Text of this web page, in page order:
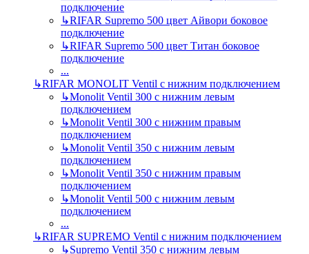
подключение
↳RIFAR Supremo 500 цвет Айвори боковое
подключение
↳RIFAR Supremo 500 цвет Титан боковое
подключение
...
↳RIFAR MONOLIT Ventil с нижним подключением
↳Monolit Ventil 300 с нижним левым
подключением
↳Monolit Ventil 300 с нижним правым
подключением
↳Monolit Ventil 350 с нижним левым
подключением
↳Monolit Ventil 350 с нижним правым
подключением
↳Monolit Ventil 500 с нижним левым
подключением
...
↳RIFAR SUPREMO Ventil с нижним подключением
↳Supremo Ventil 350 с нижним левым